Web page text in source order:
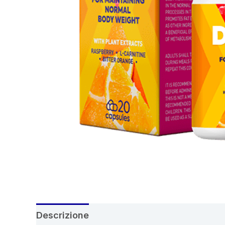
Descrizione